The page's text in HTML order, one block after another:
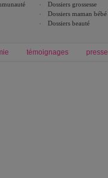
Dossiers grossesse
Dossiers maman bébé
Dossiers beauté
témoignages presse